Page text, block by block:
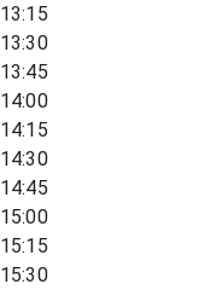
13:15
13:30
13:45
14:00
14:15
14:30
14:45
15:00
15:15
15:30